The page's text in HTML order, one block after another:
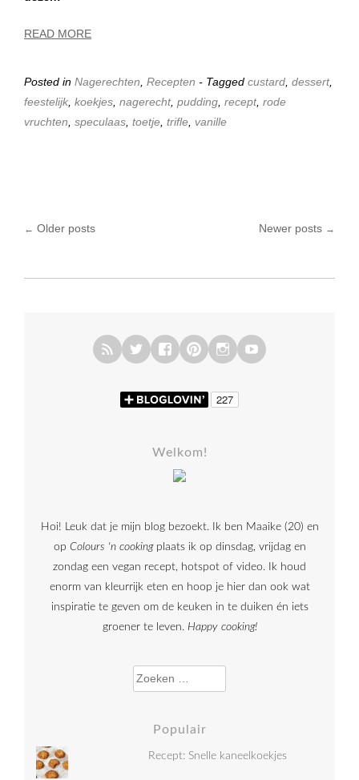
READ MORE
Posted in Nagerechten, Recepten - Tagged custard, dessert,
feestelijk, koekjes, nagerecht, pudding, recept, rode
vruchten, speculaas, toetje, trifle, vanille
← Older posts Newer posts →
Welkom!
Hoi! Leuk dat je mijn blog bezoekt. Ik ben Maaike (20) en
op Colours 'n cookingplaats ik op dinsdag, vrijdag en
zondag een vegan recept, hotspot of video. Ik houd
enorm van kleurrijk eten en hoop je hier dan ook wat
inspiratie te geven om de keuken in te duiken én iets
groener te leven. Happy cooking!
Zoeken naar:
Populair
Recept: Snelle kaneelkoekjes